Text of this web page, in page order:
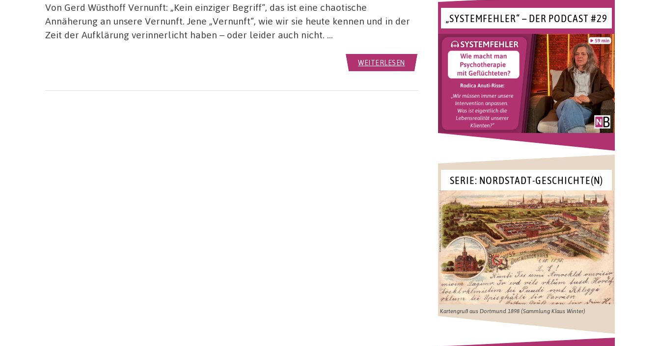
Von Gerd Wüsthoff Vernunft: „Kein einziger Begriff“, das ist eine chaotische
Annäherung an unsere Vernunft. Jene „Vernunft“, wie wir sie heute kennen und in der
Zeit der Aufklärung verinnerlicht haben – oder leider auch nicht. …
WEITERLESEN
„SYSTEMFEHLER“ – DER PODCAST #29
SERIE: NORDSTADT-GESCHICHTE(N)
Kartengruß aus Dortmund 1898 (Sammlung Klaus Winter)